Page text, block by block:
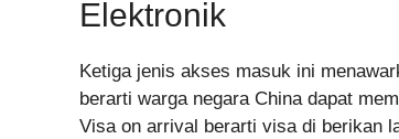
Elektronik
Ketiga jenis akses masuk ini
berarti warga negara China dapat
Visa on arrival berarti visa di berikan